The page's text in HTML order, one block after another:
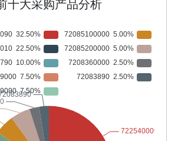
十大采购产品分析